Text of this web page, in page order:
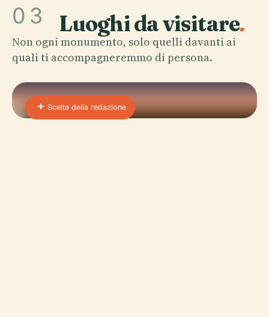
03 Luoghi da visitare.
Non ogni monumento, solo quelli davanti ai
quali ti accompagneremmo di persona.
Scelta della redazione